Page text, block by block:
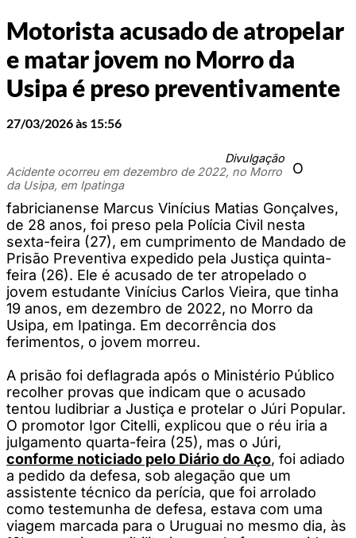
Motorista acusado de atropelar
e matar jovem no Morro da
Usipa é preso preventivamente
27/03/2026 às 15:56
Divulgação
Acidente ocorreu em dezembro de 2022, no Morro
da Usipa, em Ipatinga
O
fabricianense Marcus Vinícius Matias Gonçalves,
de 28 anos, foi preso pela Polícia Civil nesta
sexta-feira (27), em cumprimento de Mandado de
Prisão Preventiva expedido pela Justiça quinta-
feira (26). Ele é acusado de ter atropelado o
jovem estudante Vinícius Carlos Vieira, que tinha
19 anos, em dezembro de 2022, no Morro da
Usipa, em Ipatinga. Em decorrência dos
ferimentos, o jovem morreu.
A prisão foi deflagrada após o Ministério Público
recolher provas que indicam que o acusado
tentou ludibriar a Justiça e protelar o Júri Popular.
O promotor Igor Citelli, explicou que o réu iria a
julgamento quarta-feira (25), mas o Júri,
conforme noticiado pelo Diário do Aço, foi adiado
a pedido da defesa, sob alegação que um
assistente técnico da perícia, que foi arrolado
como testemunha de defesa, estava com uma
viagem marcada para o Uruguai no mesmo dia, às